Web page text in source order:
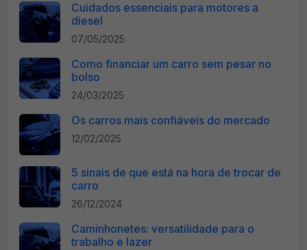
Cuidados essenciais para motores a
diesel
07/05/2025
Como financiar um carro sem pesar no
bolso
24/03/2025
Os carros mais confiáveis do mercado
12/02/2025
5 sinais de que está na hora de trocar de
carro
26/12/2024
Caminhonetes: versatilidade para o
trabalho e lazer